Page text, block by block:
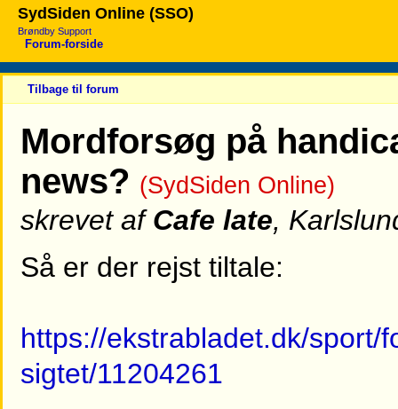
SydSiden Online (SSO)
Brøndby Support
Forum-forside
Tilbage til forum
Mordforsøg på
news? (SydSiden Online)
skrevet afCafe late,
Så er der rejst tiltale:
https://ekstrabladet.dk/sport/
sigtet/11204261